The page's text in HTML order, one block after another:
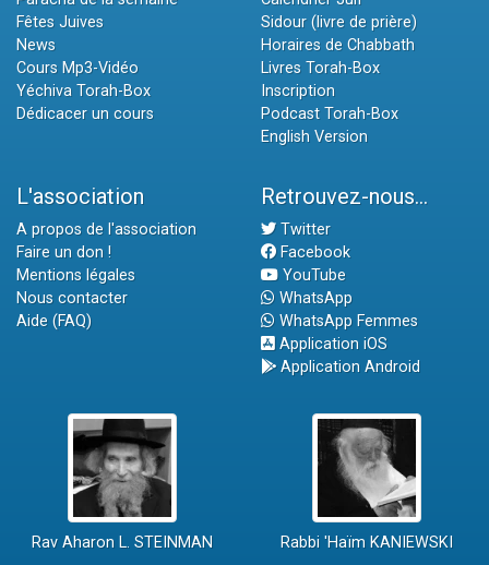
Fêtes Juives
News
Cours Mp3-Vidéo
Yéchiva Torah-Box
Dédicacer un cours
Sidour (livre de prière)
Horaires de Chabbath
Livres Torah-Box
Inscription
Podcast Torah-Box
English Version
L'association
A propos de l'association
Faire un don !
Mentions légales
Nous contacter
Aide (FAQ)
Retrouvez-nous...
Twitter
Facebook
YouTube
WhatsApp
WhatsApp Femmes
Application iOS
Application Android
Rav Aharon L. STEINMAN Rabbi 'Haïm KANIEWSKI